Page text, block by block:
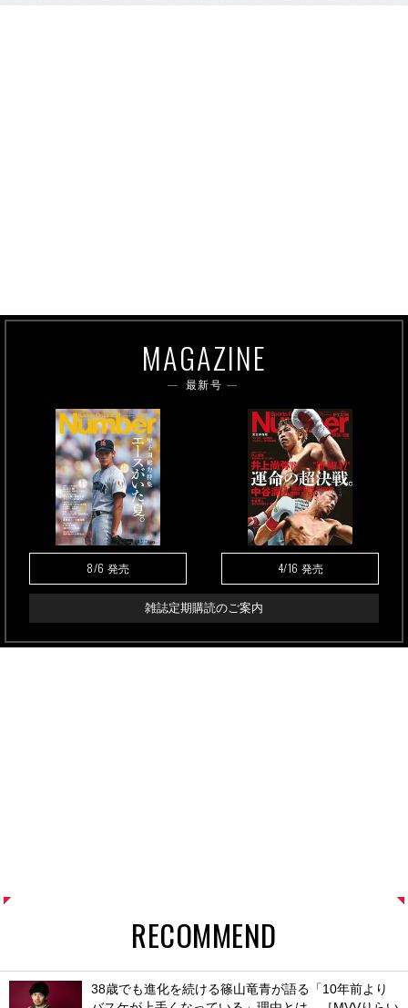
MAGAZINE
最新号
8/6 発売 4/16 発売
雑誌定期購読のご案内
RECOMMEND
38歳でも進化を続ける篠山竜青が語る「10年前より